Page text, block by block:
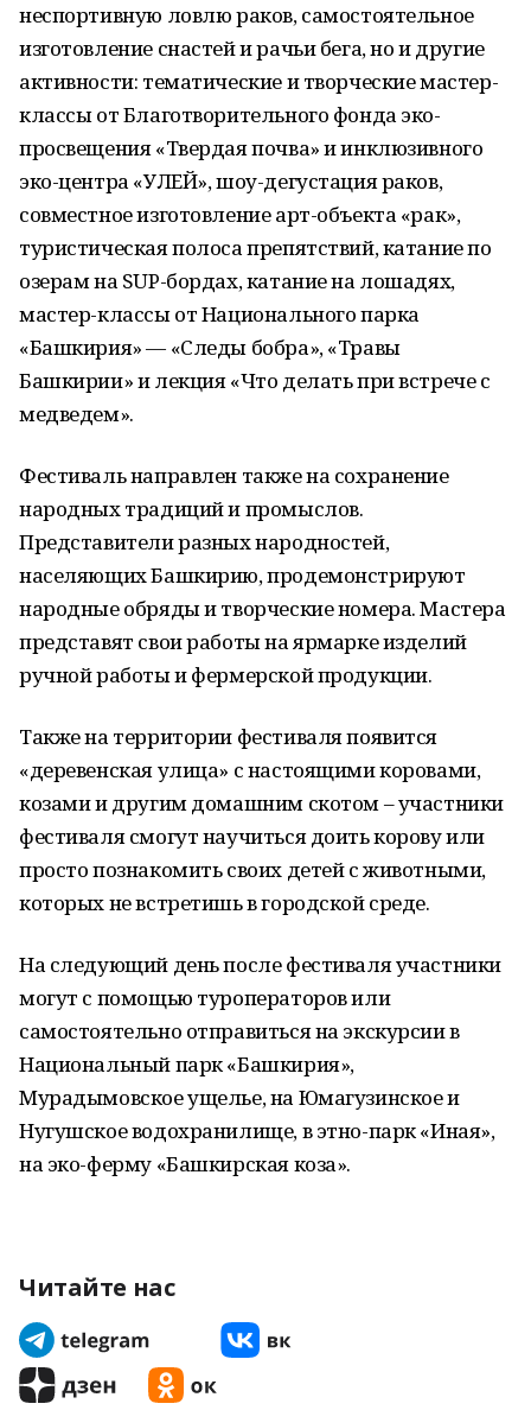
неспортивную ловлю раков, самостоятельное
изготовление снастей и рачьи бега, но и другие
активности: тематические и творческие мастер-
классы от Благотворительного фонда эко-
просвещения «Твердая почва» и инклюзивного
эко-центра «УЛЕЙ», шоу-дегустация раков,
совместное изготовление арт-объекта «рак»,
туристическая полоса препятствий, катание по
озерам на SUP-бордах, катание на лошадях,
мастер-классы от Национального парка
«Башкирия» — «Следы бобра», «Травы
Башкирии» и лекция «Что делать при встрече с
медведем».
Фестиваль направлен также на сохранение
народных традиций и промыслов.
Представители разных народностей,
населяющих Башкирию, продемонстрируют
народные обряды и творческие номера. Мастера
представят свои работы на ярмарке изделий
ручной работы и фермерской продукции.
Также на территории фестиваля появится
«деревенская улица» с настоящими коровами,
козами и другим домашним скотом – участники
фестиваля смогут научиться доить корову или
просто познакомить своих детей с животными,
которых не встретишь в городской среде.
На следующий день после фестиваля участники
могут с помощью туроператоров или
самостоятельно отправиться на экскурсии в
Национальный парк «Башкирия»,
Мурадымовское ущелье, на Юмагузинское и
Нугушское водохранилище, в этно-парк «Иная»,
на эко-ферму «Башкирская коза».
Читайте нас